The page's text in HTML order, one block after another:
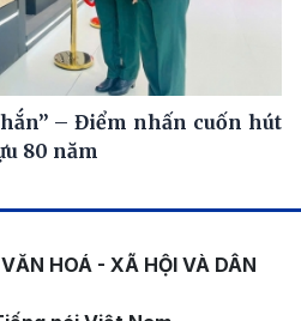
– Điểm nhấn cuốn hút
80 năm
HOÁ - XÃ HỘI VÀ DÂN